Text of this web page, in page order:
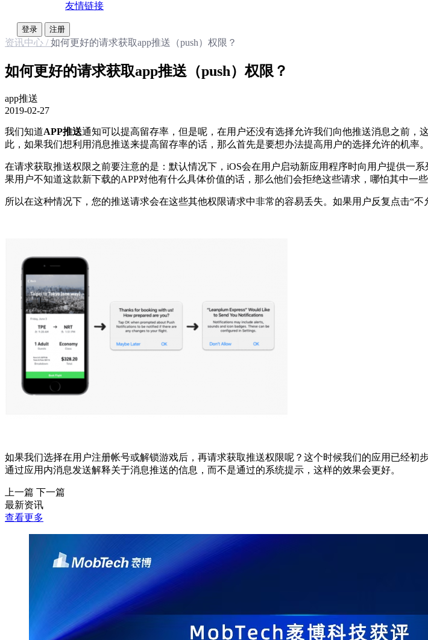
友情链接
登录 注册
资讯中心 / 如何更好的请求获取app推送（push）权限？
如何更好的请求获取app推送（push）权限？
app推送
2019-02-27
我们知道APP推送通知可以提高留存率，但是呢，在用户还没有选择允许我们向他推送消息之前，
此，如果我们想利用消息推送来提高留存率的话，那么首先是要想办法提高用户的选择允许的机率。
在请求获取推送权限之前要注意的是：默认情况下，iOS会在用户启动新应用程序时向用户提供一
果用户不知道这款新下载的APP对他有什么具体价值的话，那么他们会拒绝这些请求，哪怕其中一
所以在这种情况下，您的推送请求会在这些其他权限请求中非常的容易丢失。如果用户反复点击“不
如果我们选择在用户注册帐号或解锁游戏后，再请求获取推送权限呢？这个时候我们的应用已经
通过应用内消息发送解释关于消息推送的信息，而不是通过的系统提示，这样的效果会更好。
上一篇 下一篇
最新资讯
查看更多